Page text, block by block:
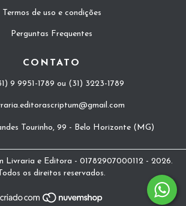
Termos de uso e condições
Perguntas Frequentes
CONTATO
9 9951-1789 ou (31) 3223-1789
Tourinho, 99 - Belo Horizonte (MG)
Livraria e Editora - 01782907000112 - 2026.
Todos os direitos reservados.